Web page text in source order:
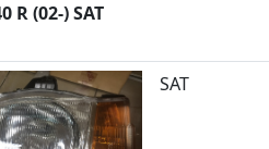
R (02-) SAT
SAT